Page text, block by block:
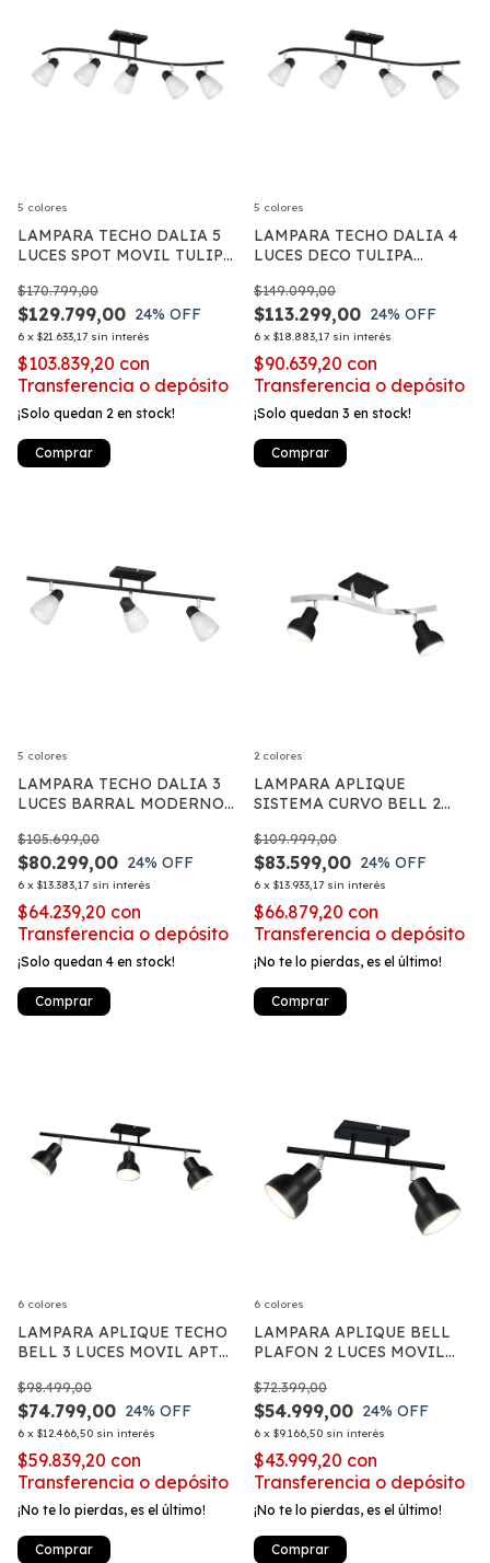
LAMPARA TECHO DALIA 5
LUCES SPOT MOVIL TULIPA
$129.799,00
$170.799,00
24% OFF
6 x $21.633,17 sin interés
$103.839,20 con
Transferencia o depósito
¡Solo quedan 2 en stock!
5 colores
Comprar
LAMPARA TECHO DALIA 4
LUCES DECO TULIPA
APTO E27
$113.299,00
$149.099,00
24% OFF
6 x $18.883,17 sin interés
$90.639,20 con
Transferencia o depósito
¡Solo quedan 3 en stock!
5 colores
Comprar
LAMPARA TECHO DALIA 3
LUCES BARRAL MODERNO
$80.299,00
$105.699,00
24% OFF
6 x $13.383,17 sin interés
$64.239,20 con
Transferencia o depósito
¡Solo quedan 4 en stock!
5 colores
Comprar
LAMPARA APLIQUE
SISTEMA CURVO BELL 2
LED E27
$83.599,00
$109.999,00
24% OFF
6 x $13.933,17 sin interés
$66.879,20 con
Transferencia o depósito
¡No te lo pierdas, es el último!
2 colores
Comprar
LAMPARA APLIQUE TECHO
BELL 3 LUCES MOVIL APTO
$74.799,00
$98.499,00
24% OFF
6 x $12.466,50 sin interés
$59.839,20 con
Transferencia o depósito
¡No te lo pierdas, es el último!
6 colores
Comprar
LAMPARA APLIQUE BELL
PLAFON 2 LUCES MOVIL
$54.999,00
$72.399,00
24% OFF
6 x $9.166,50 sin interés
$43.999,20 con
Transferencia o depósito
¡No te lo pierdas, es el último!
6 colores
Comprar